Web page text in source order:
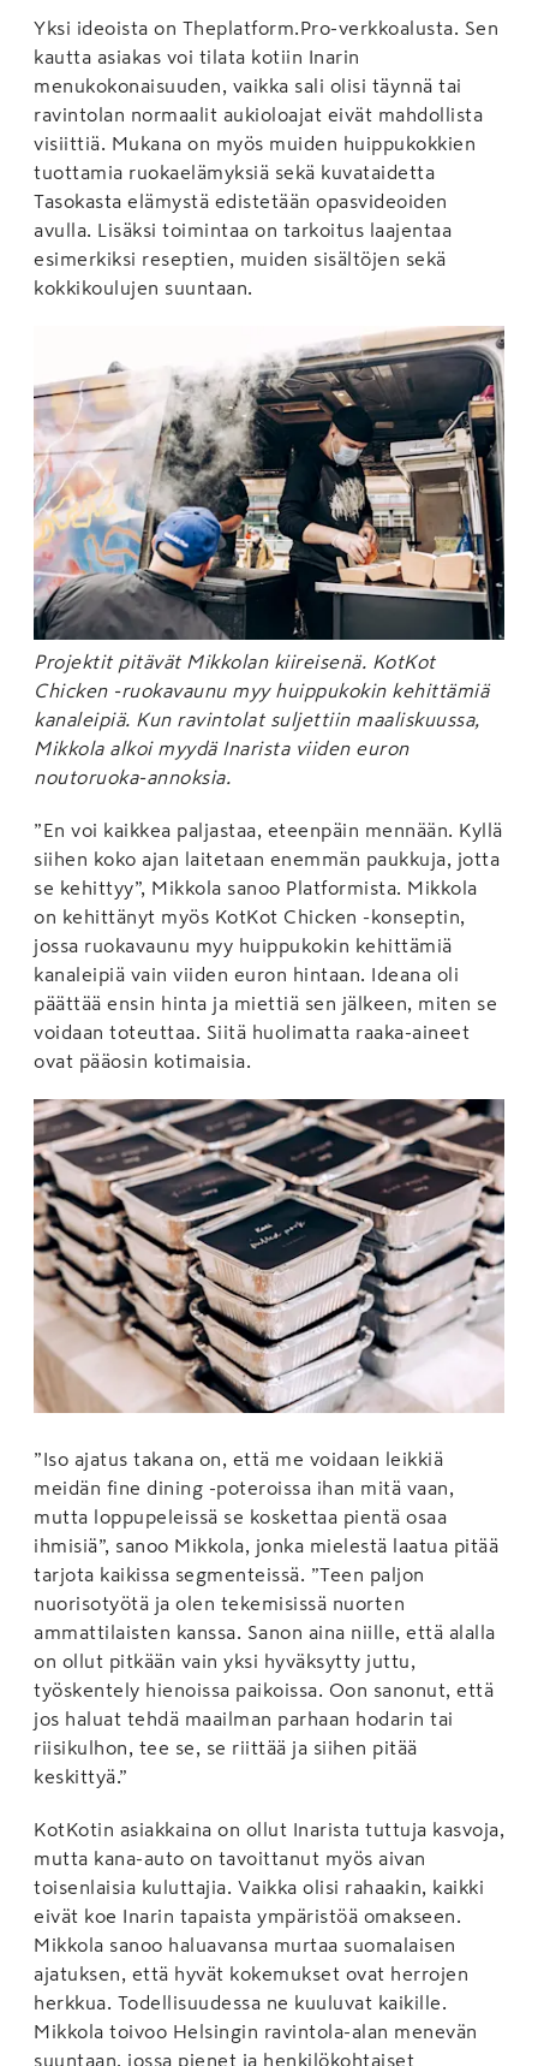
Yksi ideoista on Theplatform.Pro-verkkoalusta. Sen
kautta asiakas voi tilata kotiin Inarin
menukokonaisuuden, vaikka sali olisi täynnä tai
ravintolan normaalit aukioloajat eivät mahdollista
visiittiä. Mukana on myös muiden huippukokkien
tuottamia ruokaelämyksiä sekä kuvataidetta
Tasokasta elämystä edistetään opasvideoiden
avulla. Lisäksi toimintaa on tarkoitus laajentaa
esimerkiksi reseptien, muiden sisältöjen sekä
kokkikoulujen suuntaan.
Projektit pitävät Mikkolan kiireisenä. KotKot
Chicken -ruokavaunu myy huippukokin kehittämiä
kanaleipiä. Kun ravintolat suljettiin maaliskuussa,
Mikkola alkoi myydä Inarista viiden euron
noutoruoka-annoksia.
”En voi kaikkea paljastaa, eteenpäin mennään. Kyllä
siihen koko ajan laitetaan enemmän paukkuja, jotta
se kehittyy”, Mikkola sanoo Platformista. Mikkola
on kehittänyt myös KotKot Chicken -konseptin,
jossa ruokavaunu myy huippukokin kehittämiä
kanaleipiä vain viiden euron hintaan. Ideana oli
päättää ensin hinta ja miettiä sen jälkeen, miten se
voidaan toteuttaa. Siitä huolimatta raaka-aineet
ovat pääosin kotimaisia.
”Iso ajatus takana on, että me voidaan leikkiä
meidän fine dining -poteroissa ihan mitä vaan,
mutta loppupeleissä se koskettaa pientä osaa
ihmisiä”, sanoo Mikkola, jonka mielestä laatua pitää
tarjota kaikissa segmenteissä. ”Teen paljon
nuorisotyötä ja olen tekemisissä nuorten
ammattilaisten kanssa. Sanon aina niille, että alalla
on ollut pitkään vain yksi hyväksytty juttu,
työskentely hienoissa paikoissa. Oon sanonut, että
jos haluat tehdä maailman parhaan hodarin tai
riisikulhon, tee se, se riittää ja siihen pitää
keskittyä.”
KotKotin asiakkaina on ollut Inarista tuttuja kasvoja,
mutta kana-auto on tavoittanut myös aivan
toisenlaisia kuluttajia. Vaikka olisi rahaakin, kaikki
eivät koe Inarin tapaista ympäristöä omakseen.
Mikkola sanoo haluavansa murtaa suomalaisen
ajatuksen, että hyvät kokemukset ovat herrojen
herkkua. Todellisuudessa ne kuuluvat kaikille.
Mikkola toivoo Helsingin ravintola-alan menevän
suuntaan, jossa pienet ja henkilökohtaiset